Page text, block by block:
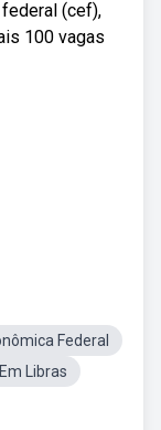
(cef),
100 vagas
Federal
Libras